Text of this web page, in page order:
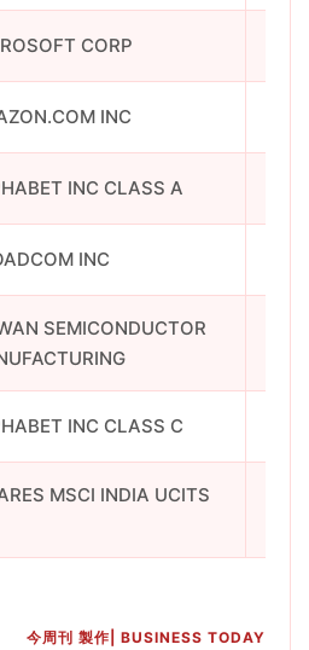
CORP
INC
INC CLASS A
INC
SEMICONDUCTOR
INC CLASS C
MSCI INDIA UCITS
作| BUSINESS TODAY